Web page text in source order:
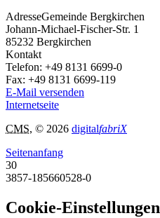
AdresseGemeinde Bergkirchen
Johann-Michael-Fischer-Str. 1
85232 Bergkirchen
Kontakt
Telefon: +49 8131 6699-0
Fax: +49 8131 6699-119
E-Mail versenden
Internetseite
CMS, © 2026 digitalfabriX
Seitenanfang
30
3857-185660528-0
Cookie-Einstellungen